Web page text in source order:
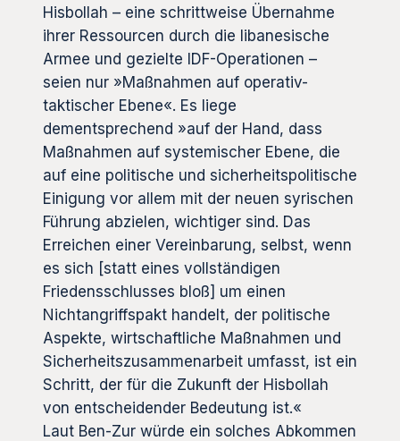
Hisbollah – eine schrittweise Übernahme
ihrer Ressourcen durch die libanesische
Armee und gezielte IDF-Operationen –
seien nur »Maßnahmen auf operativ-
taktischer Ebene«. Es liege
dementsprechend »auf der Hand, dass
Maßnahmen auf systemischer Ebene, die
auf eine politische und sicherheitspolitische
Einigung vor allem mit der neuen syrischen
Führung abzielen, wichtiger sind. Das
Erreichen einer Vereinbarung, selbst, wenn
es sich [statt eines vollständigen
Friedensschlusses bloß] um einen
Nichtangriffspakt handelt, der politische
Aspekte, wirtschaftliche Maßnahmen und
Sicherheitszusammenarbeit umfasst, ist ein
Schritt, der für die Zukunft der Hisbollah
von entscheidender Bedeutung ist.«
Laut Ben-Zur würde ein solches Abkommen